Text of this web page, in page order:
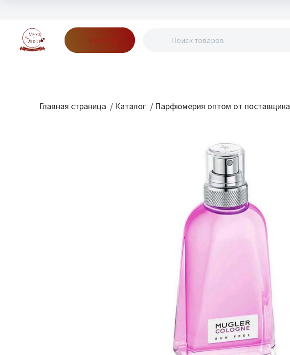
Каталог
Главная страница / Каталог / Парфюмерия оптом от поставщика